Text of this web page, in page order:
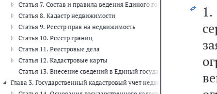
Статья 7. Состав и правила ведения Единого государственного
Статья 8. Кадастр недвижимости
Статья 9. Реестр прав на недвижимость
Статья 10. Реестр границ
Статья 11. Реестровые дела
Статья 12. Кадастровые карты
Статья 13. Внесение сведений в Единый государственный реестр
Глава 3. Государственный кадастровый учет недвижимого